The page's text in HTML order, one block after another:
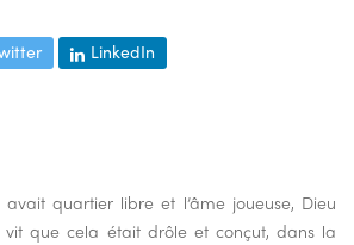
LinkedIn
quartier libre et l’âme joueuse, Dieu
que cela était drôle et conçut, dans la